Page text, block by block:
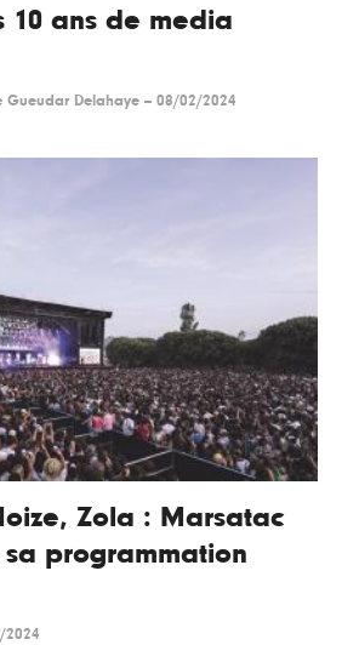
10 ans de media
Gueudar Delahaye -- 08/02/2024
Zola : Marsatac
programmation
2024